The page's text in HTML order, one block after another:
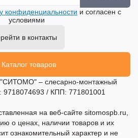
конфиденциальности и согласен с
условиями
в контакты
Каталог товаров
– слесарно-монтажный
9718074693 / КПП: 771801001
на веб-сайте sitomospb.ru,
о ценах, наличии товаров и их
ознакомительный характер и не